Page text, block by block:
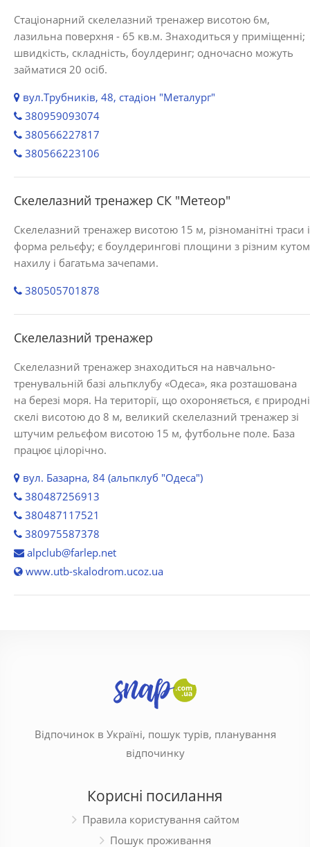
Стаціонарний скелелазний тренажер висотою 6м,
лазильна поверхня - 65 кв.м. Знаходиться у приміщенні;
швидкість, складність, боулдеринг; одночасно можуть
займатися 20 осіб.
вул.Трубників, 48, стадіон "Металург"
380959093074
380566227817
380566223106
Скелелазний тренажер СК "Метеор"
Скелелазний тренажер висотою 15 м, різноманітні траси і
форма рельєфу; є боулдерингові площини з різним кутом
нахилу і багатьма зачепами.
380505701878
Скелелазний тренажер
Скелелазний тренажер знаходиться на навчально-
тренувальній базі альпклубу «Одеса», яка розташована
на березі моря. На території, що охороняється, є природні
скелі висотою до 8 м, великий скелелазний тренажер зі
штучим рельєфом висотою 15 м, футбольне поле. База
працює цілорічно.
вул. Базарна, 84 (альпклуб "Одеса")
380487256913
380487117521
380975587378
alpclub@farlep.net
www.utb-skalodrom.ucoz.ua
Відпочинок в Україні, пошук турів, планування
відпочинку
Корисні посилання
Правила користування сайтом
Пошук проживання